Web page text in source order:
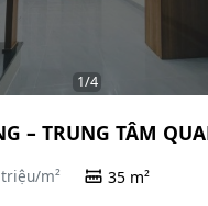
1/4
– TRUNG TÂM
m² 35 m²